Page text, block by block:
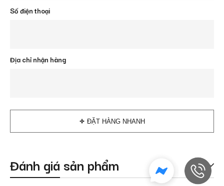
Số điện thoại
Địa chỉ nhận hàng
ĐẶT HÀNG NHANH
Đánh giá sản phẩm